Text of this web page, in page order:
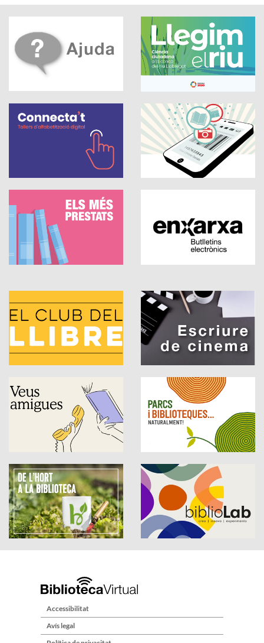
Accessibilitat
Avís legal